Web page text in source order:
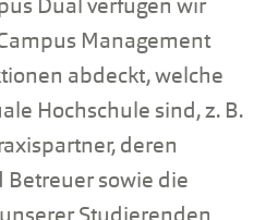
Management
abdeckt, welche
Hochschule sind, z. B.
deren
sowie die
Studierenden